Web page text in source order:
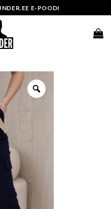
E-POODI